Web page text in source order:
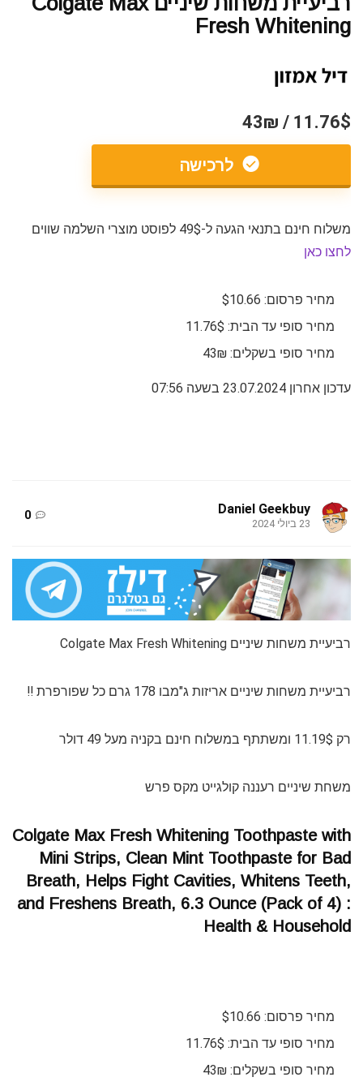
Fresh Whitening
11.76$ / 43₪
לרכישה
משלוח חינם בתנאי הגעה ל-49$ לפוסט מוצרי השלמה שווים
לחצו כאן
מחיר פרסום: $10.66
מחיר סופי עד הבית: 11.76$
מחיר סופי בשקלים: 43₪
עדכון אחרון 23.07.2024 בשעה 07:56
Daniel Geekbuy
23 ביולי 2024
0
רביעיית משחות שיניים Colgate Max Fresh Whitening
רביעיית משחות שיניים אריזות ג"מבו 178 גרם כל שפורפרת ‼️
רק 11.19$ ומשתתף במשלוח חינם בקניה מעל 49 דולר
משחת שיניים רעננה קולגייט מקס פרש
Colgate Max Fresh Whitening Toothpaste with
Mini Strips, Clean Mint Toothpaste for Bad
Breath, Helps Fight Cavities, Whitens Teeth,
and Freshens Breath, 6.3 Ounce (Pack of 4) :
Health & Household
מחיר פרסום: $10.66
מחיר סופי עד הבית: 11.76$
מחיר סופי בשקלים: 43₪